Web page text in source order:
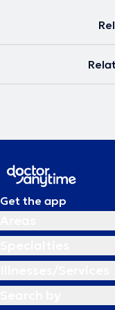
Get the app